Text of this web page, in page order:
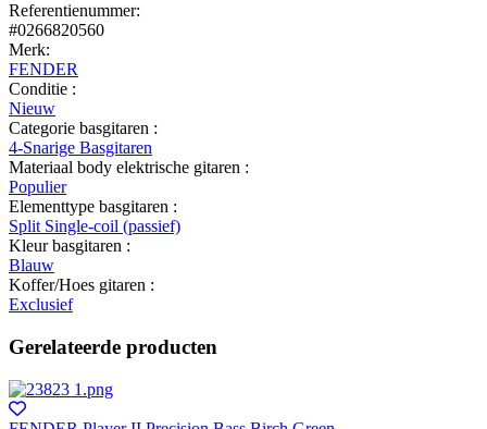
Referentienummer:
#0266820560
Merk:
FENDER
Conditie :
Nieuw
Categorie basgitaren :
4-Snarige Basgitaren
Materiaal body elektrische gitaren :
Populier
Elementtype basgitaren :
Split Single-coil (passief)
Kleur basgitaren :
Blauw
Koffer/Hoes gitaren :
Exclusief
Gerelateerde producten